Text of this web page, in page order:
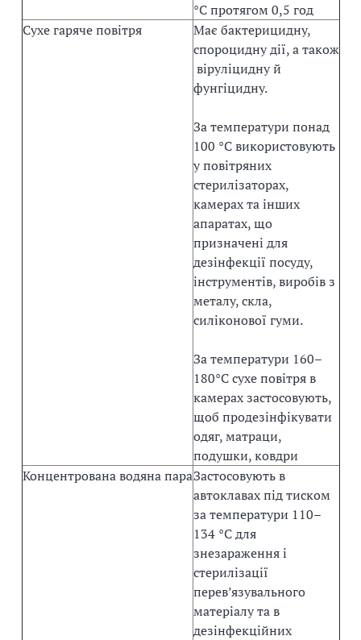
°С протягом 0,5 год
Сухе гаряче повітря
Має бактерицидну,
спороцидну дії, а також
віруліцидну й
фунгіцидну.
За температури понад
100 °С використовують
у повітряних
стерилізаторах,
камерах та інших
апаратах, що
призначені для
дезінфекції посуду,
інструментів, виробів з
металу, скла,
силіконової гуми.
За температури 160–
180°С сухе повітря в
камерах застосовують,
щоб продезінфікувати
одяг, матраци,
подушки, ковдри
Концентрована водяна параЗастосовують в
автоклавах під тиском
за температури 110–
134 °С для
знезараження і
стерилізації
перев’язувального
матеріалу та в
дезінфекційних